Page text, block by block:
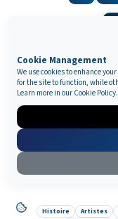
Histoire Artistes
© 2026 © SAS
Cookie Management
We use cookies to enhance
for the site to function, while
Learn more in our Cookie Policy.
Nationalité :Pologne